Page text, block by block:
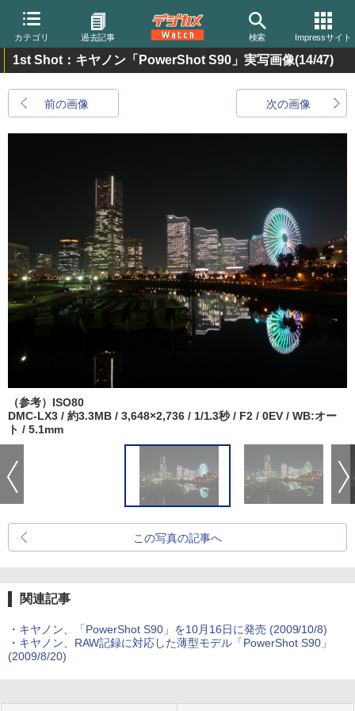
カテゴリ 過去記事 検索 Impressサイト
1st Shot：キヤノン「PowerShot S90」実写画像(14/47)
前の画像 次の画像
（参考）ISO80
DMC-LX3 / 約3.3MB / 3,648×2,736 / 1/1.3秒 / F2 / 0EV / WB:オー
ト / 5.1mm
この写真の記事へ
関連記事
・ キヤノン、「PowerShot S90」を10月16日に発売 (2009/10/8)
・ キヤノン、RAW記録に対応した薄型モデル「PowerShot S90」
(2009/8/20)